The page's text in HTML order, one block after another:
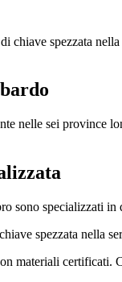
chiave spezzata
nelle sei province
sono specializzati
spezzata nella
materiali certificati.